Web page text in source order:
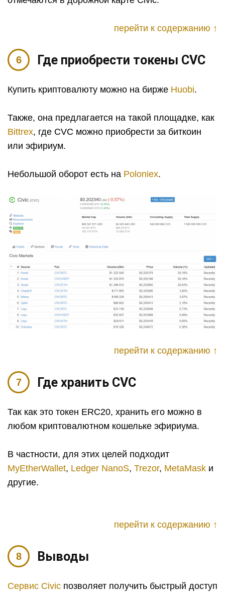
перейти к содержанию ↑
Где приобрести токены CVC
Купить криптовалюту можно на бирже Huobi.
Также, она предлагается на такой площадке, как
Bittrex, где CVC можно приобрести за биткоин
или эфириум.
Небольшой оборот есть на Poloniex.
перейти к содержанию ↑
Где хранить CVC
Так как это токен ERC20, хранить его можно в
любом криптовалютном кошельке эфириума.
В частности, для этих целей подходит
MyEtherWallet, Ledger NanoS, Trezor, MetaMask и
другие.
перейти к содержанию ↑
Выводы
Сервис Civic позволяет получить быстрый доступ